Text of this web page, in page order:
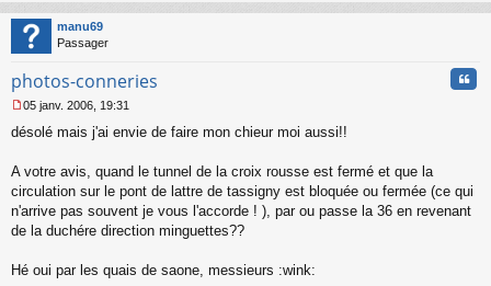
l
u
au
manu69
Passager
photos-conneries
e
s
g
e
n
n
05 janv. 2006, 19:31
désolé mais j'ai envie de faire mon chieur moi aussi!!
A votre avis, quand le tunnel de la croix rousse est fermé et que la
circulation sur le pont de lattre de tassigny est bloquée ou fermée (ce qui
n'arrive pas souvent je vous l'accorde ! ), par ou passe la 36 en revenant
de la duchére direction minguettes??
Hé oui par les quais de saone, messieurs :wink: